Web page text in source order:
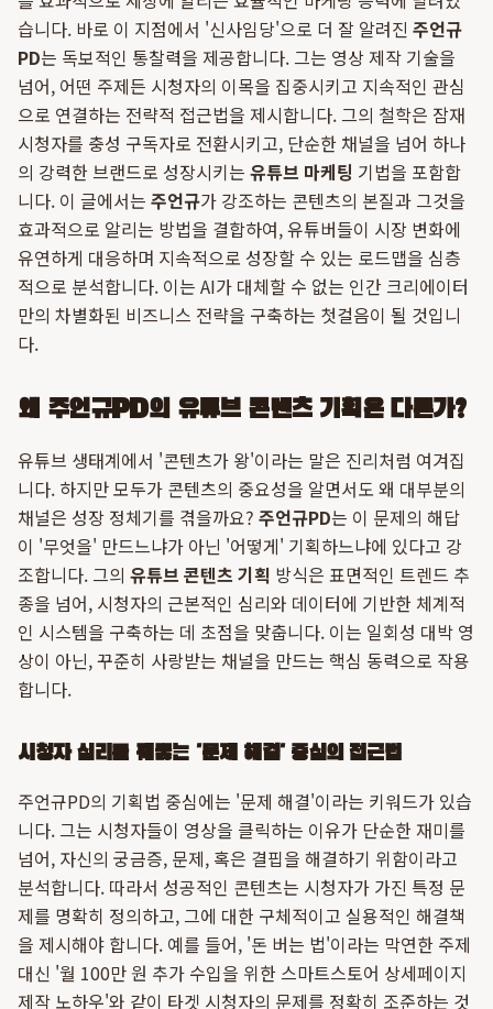
습니다. 바로 이 지점에서 '신사임당'으로 더 잘 알려진 주언규
PD는 독보적인 통찰력을 제공합니다. 그는 영상 제작 기술을
넘어, 어떤 주제든 시청자의 이목을 집중시키고 지속적인 관심
으로 연결하는 전략적 접근법을 제시합니다. 그의 철학은 잠재
시청자를 충성 구독자로 전환시키고, 단순한 채널을 넘어 하나
의 강력한 브랜드로 성장시키는 유튜브 마케팅 기법을 포함합
니다. 이 글에서는 주언규가 강조하는 콘텐츠의 본질과 그것을
효과적으로 알리는 방법을 결합하여, 유튜버들이 시장 변화에
유연하게 대응하며 지속적으로 성장할 수 있는 로드맵을 심층
적으로 분석합니다. 이는 AI가 대체할 수 없는 인간 크리에이터
만의 차별화된 비즈니스 전략을 구축하는 첫걸음이 될 것입니
다.
왜 주언규PD의 유튜브 콘텐츠 기획은 다른가?
유튜브 생태계에서 '콘텐츠가 왕'이라는 말은 진리처럼 여겨집
니다. 하지만 모두가 콘텐츠의 중요성을 알면서도 왜 대부분의
채널은 성장 정체기를 겪을까요? 주언규PD는 이 문제의 해답
이 '무엇을' 만드느냐가 아닌 '어떻게' 기획하느냐에 있다고 강
조합니다. 그의 유튜브 콘텐츠 기획 방식은 표면적인 트렌드 추
종을 넘어, 시청자의 근본적인 심리와 데이터에 기반한 체계적
인 시스템을 구축하는 데 초점을 맞춥니다. 이는 일회성 대박 영
상이 아닌, 꾸준히 사랑받는 채널을 만드는 핵심 동력으로 작용
합니다.
시청자 심리를 꿰뚫는 '문제 해결' 중심의 접근법
주언규PD의 기획법 중심에는 '문제 해결'이라는 키워드가 있습
니다. 그는 시청자들이 영상을 클릭하는 이유가 단순한 재미를
넘어, 자신의 궁금증, 문제, 혹은 결핍을 해결하기 위함이라고
분석합니다. 따라서 성공적인 콘텐츠는 시청자가 가진 특정 문
제를 명확히 정의하고, 그에 대한 구체적이고 실용적인 해결책
을 제시해야 합니다. 예를 들어, '돈 버는 법'이라는 막연한 주제
대신 '월 100만 원 추가 수입을 위한 스마트스토어 상세페이지
제작 노하우'와 같이 타겟 시청자의 문제를 정확히 조준하는 것